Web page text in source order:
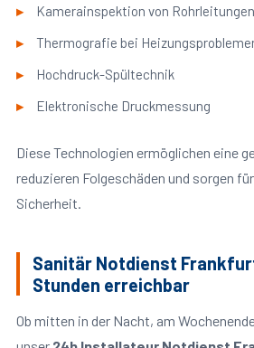
Kamerainspektion von Rohrleitungen
Thermografie bei
Hochdruck-Spültechnik
Elektronische Druckmessung
Diese Technologien ermöglichen eine
reduzieren Folgeschäden und sorgen
Sicherheit.
Sanitär Notdienst
Stunden erreichbar
Ob mitten in der Nacht, am